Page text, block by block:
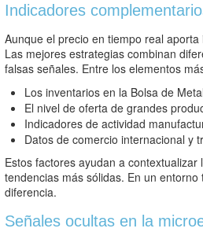
Indicadores
Aunque el precio en tiempo real
Las mejores estrategias combinan
falsas señales. Entre los elementos
Los inventarios en la Bolsa de
El nivel de oferta de grandes
Indicadores de actividad
Datos de comercio internacional y
Estos factores ayudan a
tendencias más sólidas. En un
diferencia.
Señales ocultas en la